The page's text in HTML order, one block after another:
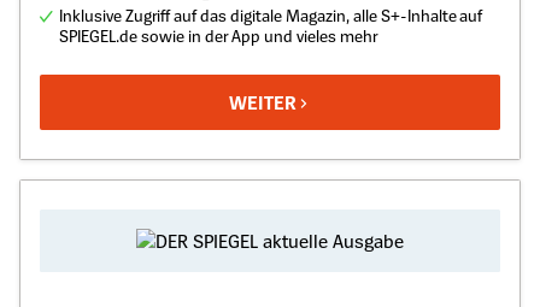
Inklusive Zugriff auf das digitale Magazin, alle S+-Inhalte auf
SPIEGEL.de sowie in der App und vieles mehr
WEITER